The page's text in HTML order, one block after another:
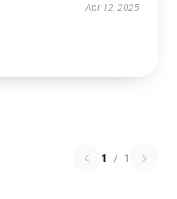
Apr 12, 2025
1 / 1